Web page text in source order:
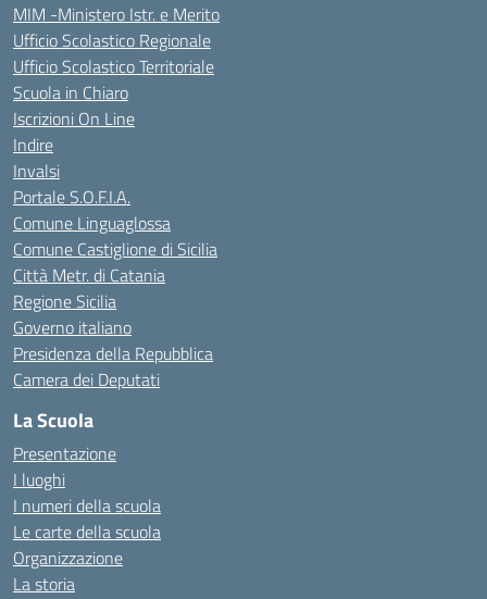
MIM -Ministero Istr. e Merito
Ufficio Scolastico Regionale
Ufficio Scolastico Territoriale
Scuola in Chiaro
Iscrizioni On Line
Indire
Invalsi
Portale S.O.F.I.A.
Comune Linguaglossa
Comune Castiglione di Sicilia
Città Metr. di Catania
Regione Sicilia
Governo italiano
Presidenza della Repubblica
Camera dei Deputati
La Scuola
Presentazione
I luoghi
I numeri della scuola
Le carte della scuola
Organizzazione
La storia